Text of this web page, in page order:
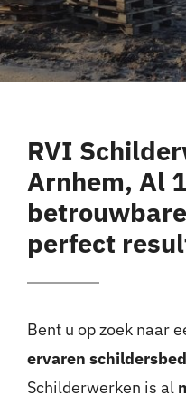
RVI
Arnhem, Al
perfect
Bent u op zoek naar
ervaren
Schilderwerken is al